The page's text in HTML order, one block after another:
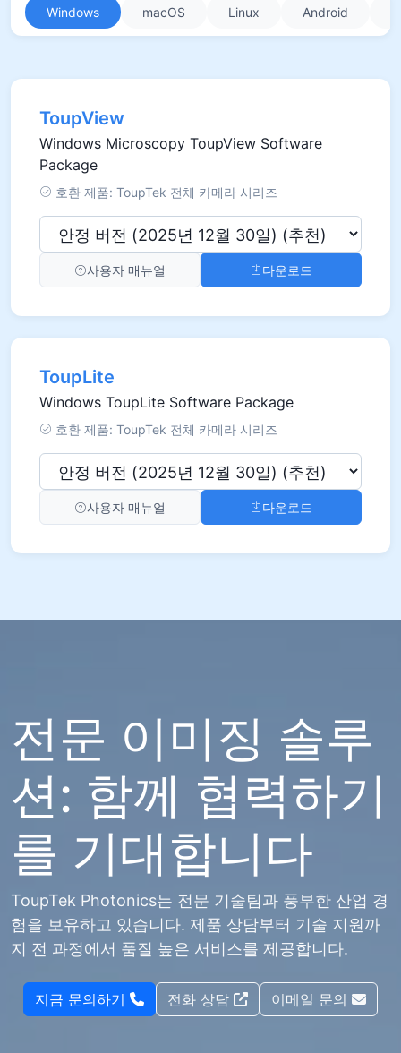
Windows macOS Linux Android
ToupView
Windows Microscopy ToupView Software
Package
호환 제품: ToupTek 전체 카메라 시리즈
사용자 매뉴얼 다운로드
ToupLite
Windows ToupLite Software Package
호환 제품: ToupTek 전체 카메라 시리즈
사용자 매뉴얼 다운로드
전문 이미징 솔루
션: 함께 협력하기
를 기대합니다
ToupTek Photonics는 전문 기술팀과 풍부한 산업 경
험을 보유하고 있습니다. 제품 상담부터 기술 지원까
지 전 과정에서 품질 높은 서비스를 제공합니다.
지금 문의하기 전화 상담 이메일 문의